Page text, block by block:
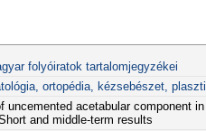
folyóiratok tartalomjegyzékei
ortopédia, kézsebészet,
uncemented acetabular component
and middle-term results